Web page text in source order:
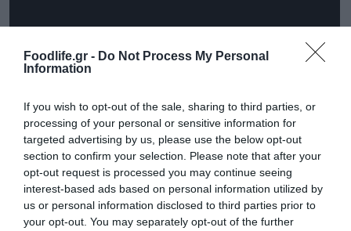
Foodlife.gr - Do Not Process My Personal
Information
If you wish to opt-out of the sale, sharing to third parties, or
processing of your personal or sensitive information for
targeted advertising by us, please use the below opt-out
section to confirm your selection. Please note that after your
opt-out request is processed you may continue seeing
interest-based ads based on personal information utilized by
us or personal information disclosed to third parties prior to
your opt-out. You may separately opt-out of the further
18+ επίγειο |Αρμόδιος Ρυθμιστής ΕΕΕΠ |
Κίνδυνος εθισμού & απώλειας περιουσίας |
ΕΟΠΑΕ – ΓΡΑΜΜΗ ΣΥΜΒΟΥΛΕΥΤΙΚΗΣ: 1114|
Παίξε Υπεύθυνα